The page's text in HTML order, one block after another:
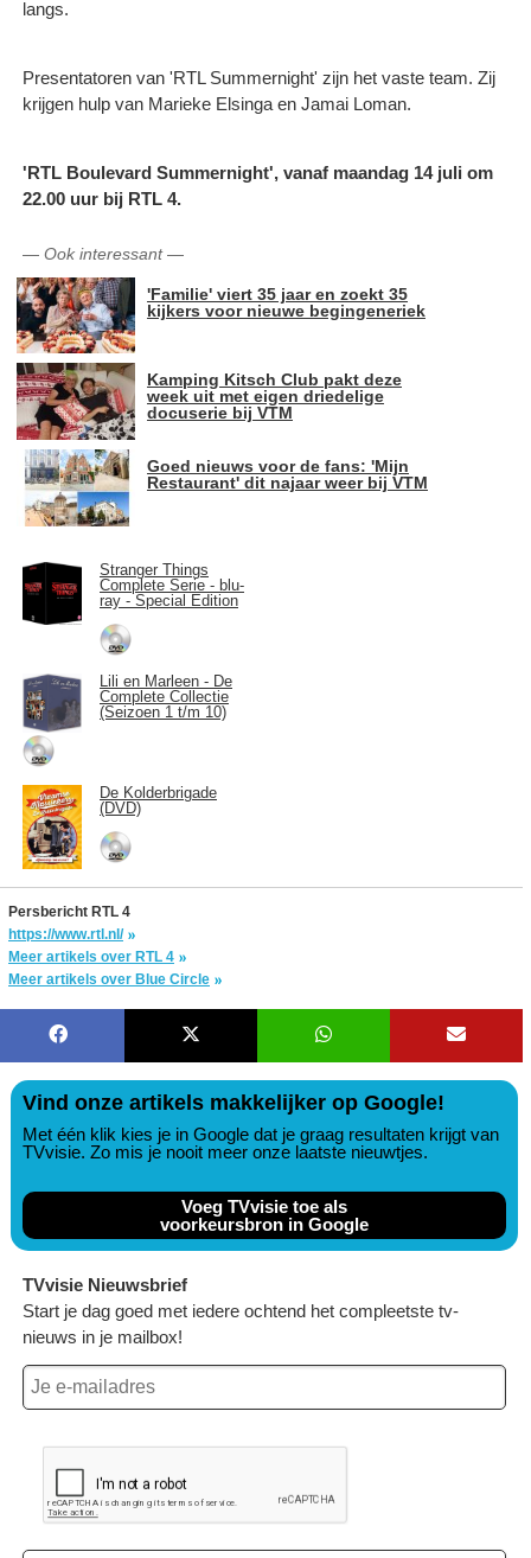
langs.
Presentatoren van 'RTL Summernight' zijn het vaste team. Zij
krijgen hulp van Marieke Elsinga en Jamai Loman.
'RTL Boulevard Summernight', vanaf maandag 14 juli om
22.00 uur bij RTL 4.
— Ook interessant—
'Familie' viert 35 jaar en zoekt 35
kijkers voor nieuwe begingeneriek
Kamping Kitsch Club pakt deze
week uit met eigen driedelige
docuserie bij VTM
Goed nieuws voor de fans: 'Mijn
Restaurant' dit najaar weer bij VTM
Stranger Things
Complete Serie - blu-
ray - Special Edition
Lili en Marleen - De
Complete Collectie
(Seizoen 1 t/m 10)
De Kolderbrigade
(DVD)
Persbericht RTL 4
https://www.rtl.nl/
Meer artikels over RTL 4
Meer artikels over Blue Circle
Vind onze artikels makkelijker op Google!
Met één klik kies je in Google dat je graag resultaten krijgt van
TVvisie. Zo mis je nooit meer onze laatste nieuwtjes.
Voeg TVvisie toe als
voorkeursbron in Google
TVvisie Nieuwsbrief
Start je dag goed met iedere ochtend het compleetste tv-
nieuws in je mailbox!